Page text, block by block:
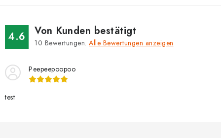
Jak na Jupiter Obchodní podmínky
Kontakty
Geschäftsbewertung
4.6 Von Kunden bestätigt
10 Bewertungen. Alle Bewertungen anzeigen
Peepeepoopoo
test